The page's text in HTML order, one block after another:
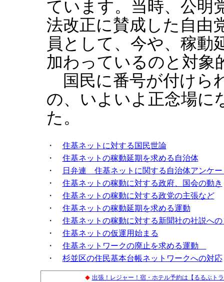
ています。当時、公明
法改正に賛成した自由
員として、今や、稼動
加わっているのと対象
国民に番号が付けら
の、いよいよ正念場に
た。
・ 住基ネットに対する国民世論
・ 住基ネットの稼動延期を求める自治体
・
日弁連 住基ネットに関する自治体アンケー
・ 住基ネットの稼動に対する政府、国会の動き
・ 住基ネットの稼動に対する政党の主張など
・ 住基ネットの稼動延期を求める運動
・ 住基ネットの稼動に対する新聞社の社説へ
・ 住基ネットの仮運用始まる
・ 住基ネットワークの廃止を求める運動
・ 杉並区の住民基本台帳ネットワークへの対応
◆ 出張！レジャー！宿・ホテル予約は【るるぶト